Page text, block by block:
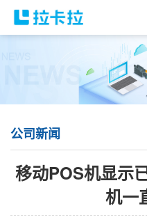
公司新闻
移动POS机显示
机一